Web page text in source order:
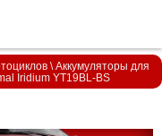
\ Аккумуляторы для
Iridium YT19BL-BS